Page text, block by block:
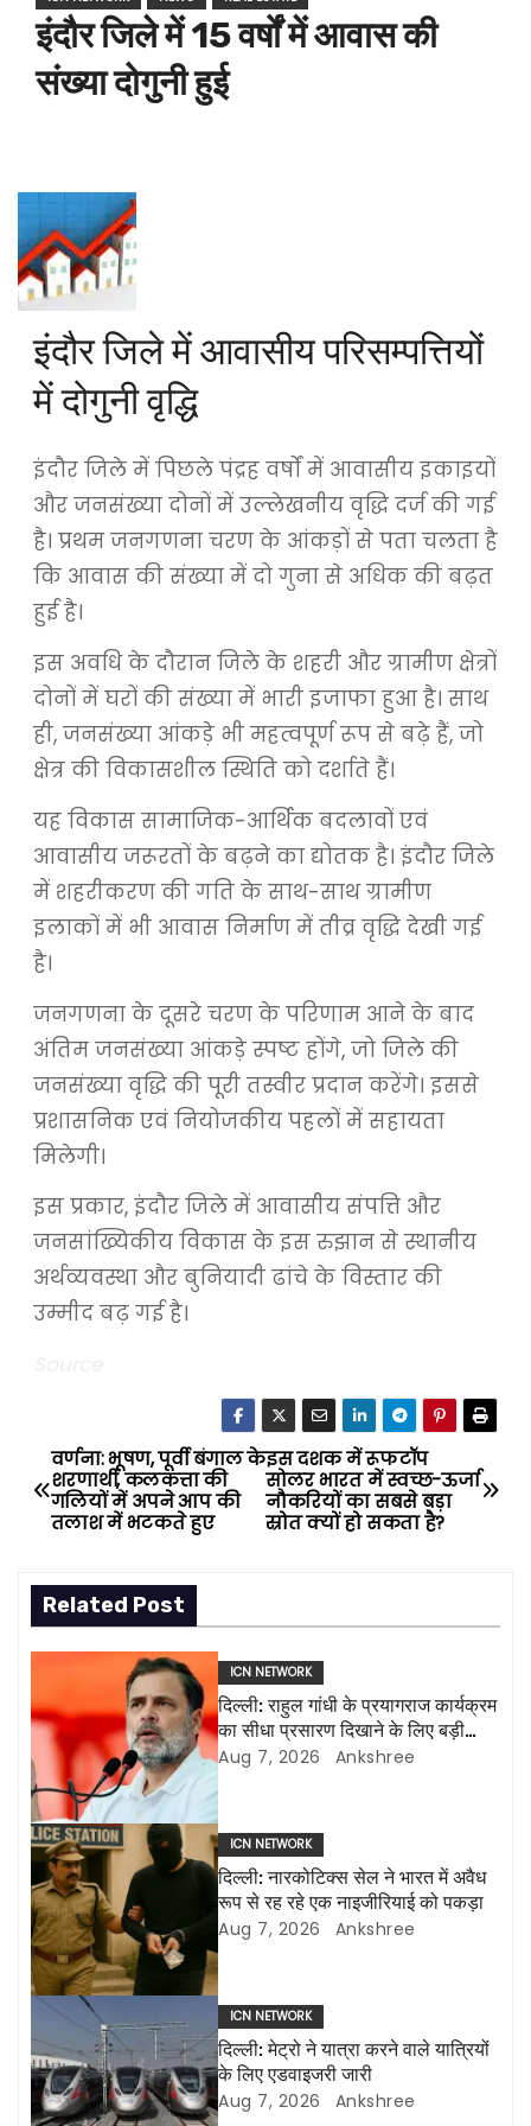
इंदौर जिले में 15 वर्षों में आवास की
संख्या दोगुनी हुई
इंदौर जिले में आवासीय परिसम्पत्तियों
में दोगुनी वृद्धि
इंदौर जिले में पिछले पंद्रह वर्षों में आवासीय इकाइयों
और जनसंख्या दोनों में उल्लेखनीय वृद्धि दर्ज की गई
है। प्रथम जनगणना चरण के आंकड़ों से पता चलता है
कि आवास की संख्या में दो गुना से अधिक की बढ़त
हुई है।
इस अवधि के दौरान जिले के शहरी और ग्रामीण क्षेत्रों
दोनों में घरों की संख्या में भारी इजाफा हुआ है। साथ
ही, जनसंख्या आंकड़े भी महत्वपूर्ण रूप से बढ़े हैं, जो
क्षेत्र की विकासशील स्थिति को दर्शाते हैं।
यह विकास सामाजिक-आर्थिक बदलावों एवं
आवासीय जरूरतों के बढ़ने का द्योतक है। इंदौर जिले
में शहरीकरण की गति के साथ-साथ ग्रामीण
इलाकों में भी आवास निर्माण में तीव्र वृद्धि देखी गई
है।
जनगणना के दूसरे चरण के परिणाम आने के बाद
अंतिम जनसंख्या आंकड़े स्पष्ट होंगे, जो जिले की
जनसंख्या वृद्धि की पूरी तस्वीर प्रदान करेंगे। इससे
प्रशासनिक एवं नियोजकीय पहलों में सहायता
मिलेगी।
इस प्रकार, इंदौर जिले में आवासीय संपत्ति और
जनसांख्यिकीय विकास के इस रुझान से स्थानीय
अर्थव्यवस्था और बुनियादी ढांचे के विस्तार की
उम्मीद बढ़ गई है।
P
o
t
a
v
i
g
a
t
o
इस दशक में रूफटॉप
सोलर भारत में स्वच्छ-ऊर्जा
नौकरियों का सबसे बड़ा
स्रोत क्यों हो सकता है?
वर्णना: भूषण, पूर्वी बंगाल के
शरणार्थी, कलकत्ता की
गलियों में अपने आप की
तलाश में भटकते हुए
Related Post
ICN NETWORK
दिल्ली: राहुल गांधी के प्रयागराज कार्यक्रम
का सीधा प्रसारण दिखाने के लिए बड़ी
एलईडी स्क्रीन लगाई जाएंगी
Aug 7, 2026 Ankshree
ICN NETWORK
दिल्ली: नारकोटिक्स सेल ने भारत में अवैध
रूप से रह रहे एक नाइजीरियाई को पकड़ा
Aug 7, 2026 Ankshree
ICN NETWORK
दिल्ली: मेट्रो ने यात्रा करने वाले यात्रियों
के लिए एडवाइजरी जारी
Aug 7, 2026 Ankshree